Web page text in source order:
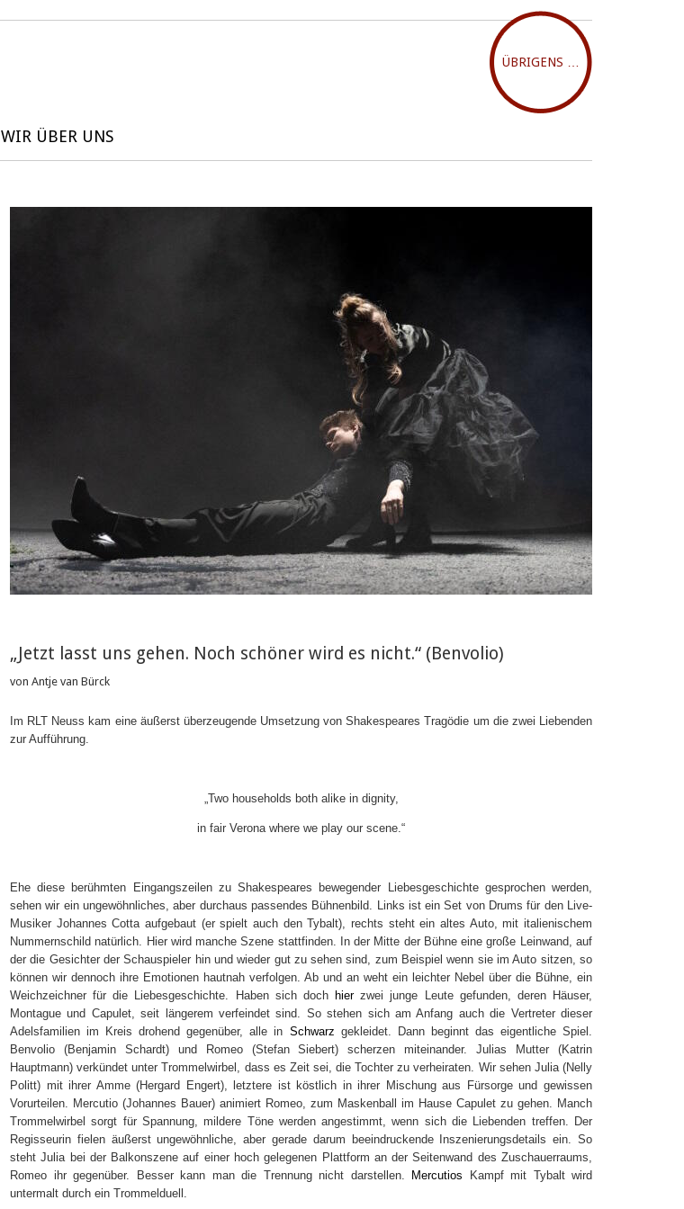
ÜBRIGENS …
WIR ÜBER UNS
„Jetzt lasst uns gehen. Noch schöner wird es nicht.“ (Benvolio)
von Antje van Bürck
Im RLT Neuss kam eine äußerst überzeugende Umsetzung von Shakespeares Tragödie um die zwei Liebenden
zur Aufführung.
Two households both alike in dignity,
in fair Verona where we play our scene.“
Ehe diese berühmten Eingangszeilen zu Shakespeares bewegender Liebesgeschichte gesprochen werden,
sehen wir ein ungewöhnliches, aber durchaus passendes Bühnenbild. Links ist ein Set von Drums für den Live-
Musiker Johannes Cotta aufgebaut (er spielt auch den Tybalt), rechts steht ein altes Auto, mit italienischem
Nummernschild natürlich. Hier wird manche Szene stattfinden. In der Mitte der Bühne eine große Leinwand, auf
der die Gesichter der Schauspieler hin und wieder gut zu sehen sind, zum Beispiel wenn sie im Auto sitzen, so
können wir dennoch ihre Emotionen hautnah verfolgen. Ab und an weht ein leichter Nebel über die Bühne, ein
Weichzeichner für die Liebesgeschichte. Haben sich dochhierzwei junge Leute gefunden, deren Häuser,
Montague und Capulet, seit längerem verfeindet sind. So stehen sich am Anfang auch die Vertreter dieser
Adelsfamilien im Kreis drohend gegenüber, alle in Schwarz gekleidet. Dann beginnt das eigentliche Spiel.
Benvolio (Benjamin Schardt) und Romeo (Stefan Siebert) scherzen miteinander. Julias Mutter (Katrin
Hauptmann) verkündet unter Trommelwirbel, dass es Zeit sei, die Tochter zu verheiraten. Wir sehen Julia (Nelly
Politt) mit ihrer Amme (Hergard Engert), letztere ist köstlich in ihrer Mischung aus Fürsorge und gewissen
Vorurteilen. Mercutio (Johannes Bauer) animiert Romeo, zum Maskenball im Hause Capulet zu gehen. Manch
Trommelwirbel sorgt für Spannung, mildere Töne werden angestimmt, wenn sich die Liebenden treffen. Der
Regisseurin fielen äußerst ungewöhnliche, aber gerade darum beeindruckende Inszenierungsdetails ein. So
steht Julia bei der Balkonszene auf einer hoch gelegenen Plattform an der Seitenwand des Zuschauerraums,
Romeo ihr gegenüber. Besser kann man die Trennung nicht darstellen. Mercutios Kampf mit Tybalt wird
untermalt durch ein Trommelduell.